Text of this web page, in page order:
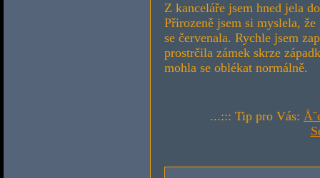
Z kanceláře jsem hned jela
Přirozeně jsem si myslela,
se červenala. Rychle jsem
prostrčila zámek skrze
mohla se oblékat normálně.
...::: Tip pro Vás: